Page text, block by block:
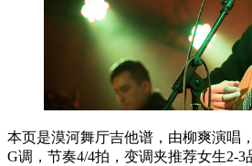
本页是漠河舞厅吉他谱，由柳爽演唱
G调，节奏4/4拍，变调夹推荐女生2-3